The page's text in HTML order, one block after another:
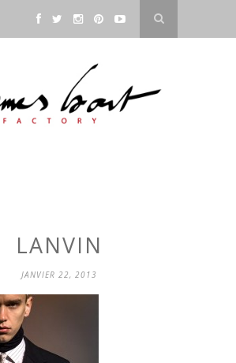
LANVIN
JANVIER 22, 2013